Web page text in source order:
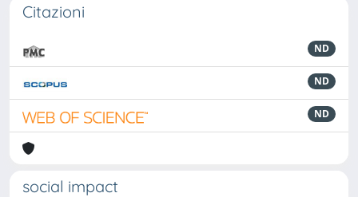
Citazioni
ND
ND
ND
social impact